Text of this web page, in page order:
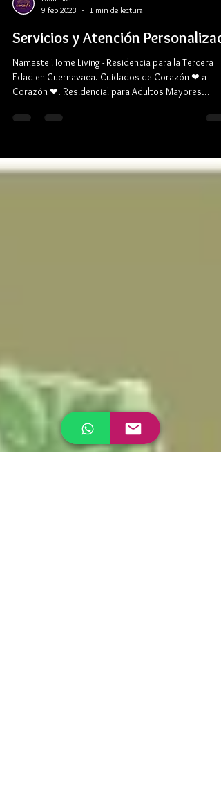
Namaste
9 feb 2023
1 min de lectura
Servicios y Atención
Namaste Home Living - Residencia para la Tercera
Edad en Cuernavaca. Cuidados de Corazón ❤ a